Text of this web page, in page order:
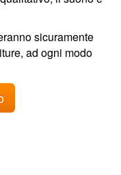
sicuramente
ad ogni modo